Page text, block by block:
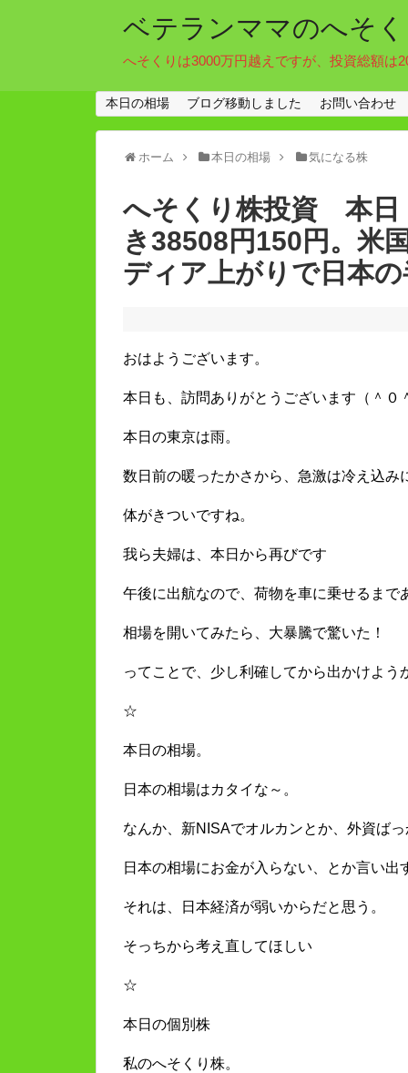
ベテランママのへそ
へそくりは3000万円越えですが、投資総額は
本日の相場 ブログ移動しました お問い合わせ
ホーム 本日の相場 気になる株
へそくり株投資 本日
き38508円150円。米
ディア上がりで日本
おはようございます。
本日も、訪問ありがとうございます（＾０
本日の東京は雨。
数日前の暖ったかさから、急激は冷え込み
体がきついですね。
我ら夫婦は、本日から再びです
午後に出航なので、荷物を車に乗せるまで
相場を開いてみたら、大暴騰で驚いた！
ってことで、少し利確してから出かけよう
☆
本日の相場。
日本の相場はカタイな～。
なんか、新NISAでオルカンとか、外資ば
日本の相場にお金が入らない、とか言い出
それは、日本経済が弱いからだと思う。
そっちから考え直してほしい
☆
本日の個別株
私のへそくり株。